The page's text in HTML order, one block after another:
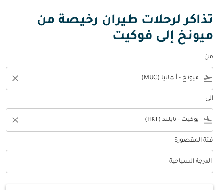
تذاكر لرحلات طيران رخيصة من
ميونخ إلى فوكيت
من
flight_takeoff
close
الى
flight_land
close
فئة المقصورة
فئة المقصورة option الدرجة السياحية Selected
الدرجة السياحية
keyboard_arrow_down